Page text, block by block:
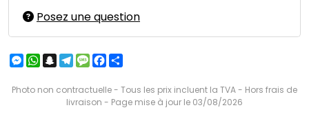
Posez une question
Messenger
WhatsApp
Snapchat
Telegram
MessageFacebook
Photo non contractuelle - Tous les prix incluent la TVA - Hors frais de
livraison - Page mise à jour le 03/08/2026